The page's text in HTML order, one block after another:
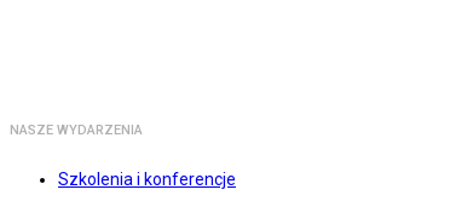
NASZE WYDARZENIA
Szkolenia i konferencje